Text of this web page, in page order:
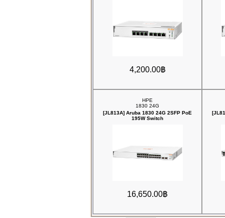
4,200.00฿
HPE
1830 24G
[JL813A] Aruba 1830 24G 2SFP PoE
195W Switch
16,650.00฿